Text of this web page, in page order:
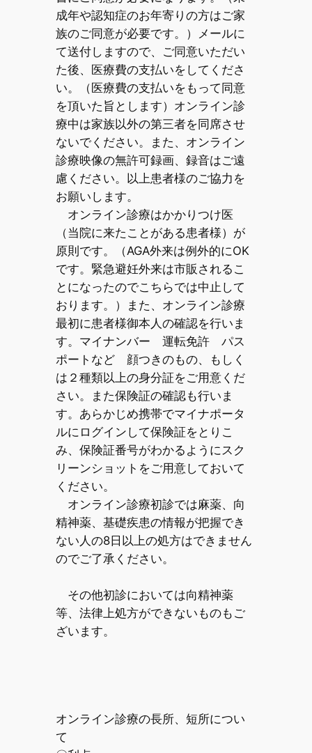
成年や認知症のお年寄りの方はご家
族のご同意が必要です。）メールに
て送付しますので、ご同意いただい
た後、医療費の支払いをしてくださ
い。（医療費の支払いをもって同意
を頂いた旨とします）オンライン診
療中は家族以外の第三者を同席させ
ないでください。また、オンライン
診療映像の無許可録画、録音はご遠
慮ください。以上患者様のご協力を
お願いします。
オンライン診療はかかりつけ医
（当院に来たことがある患者様）が
原則です。（AGA外来は例外的にOK
です。緊急避妊外来は市販されるこ
とになったのでこちらでは中止して
おります。）また、オンライン診療
最初に患者様御本人の確認を行いま
す。マイナンバー 運転免許 パス
ポートなど 顔つきのもの、もしく
は２種類以上の身分証をご用意くだ
さい。また保険証の確認も行いま
す。あらかじめ携帯でマイナポータ
ルにログインして保険証をとりこ
み、保険証番号がわかるようにスク
リーンショットをご用意しておいて
ください。
オンライン診療初診では麻薬、向
精神薬、基礎疾患の情報が把握でき
ない人の8日以上の処方はできません
のでご了承ください。
その他初診においては向精神薬
等、法律上処方ができないものもご
ざいます。
オンライン診療の長所、短所につい
て